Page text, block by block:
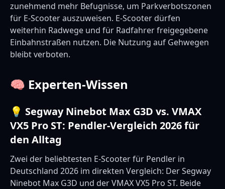
zunehmend mehr Befugnisse, um Parkverbotszonen
für E-Scooter auszuweisen. E-Scooter dürfen
weiterhin Radwege und für Radfahrer freigegebene
Einbahnstraßen nutzen. Die Nutzung auf Gehwegen
bleibt verboten.
🧠 Experten-Wissen
💡 Segway Ninebot Max G3D vs. VMAX
VX5 Pro ST: Pendler-Vergleich 2026 für
den Alltag
Zwei der beliebtesten E-Scooter für Pendler in
Deutschland 2026 im direkten Vergleich: Der Segway
Ninebot Max G3D und der VMAX VX5 Pro ST. Beide